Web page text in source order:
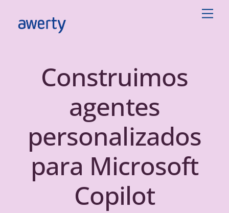
content
Construimos
agentes
personalizados
para Microsoft
Copilot